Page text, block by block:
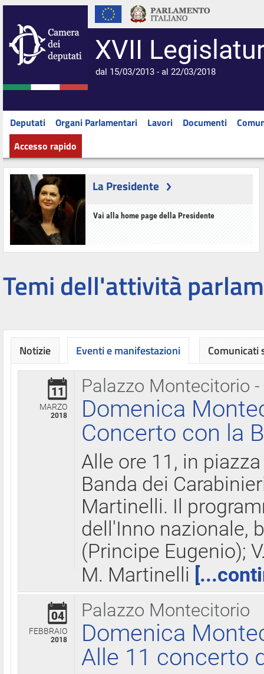
XVII
dal 15/03/2013 - al 22/03/2018
Deputati Organi Parlamentari Lavori Documenti
Accesso rapido
La Presidente
Vai alla home page della Presidente
Temi dell'attività
Notizie Eventi e manifestazioni
Palazzo Montecitorio
11
MARZO
2018
Domenica
Concerto con la
Alle ore 11, in
Banda dei
Martinelli. Il
dell'Inno nazionale,
(Principe Eugenio);
M. Martinelli
Palazzo Montecitorio
04
FEBBRAIO
2018
Domenica
Alle 11 concerto
Comunicati